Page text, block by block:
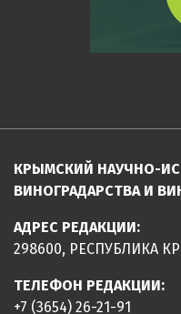
КРЫМСКИЙ НАУЧНО-
ВИНОГРАДАРСТВА И
АДРЕС РЕДАКЦИИ:
298600, РЕСПУБЛИКА
ТЕЛЕФОН РЕДАКЦИИ:
+7 (3654) 26-21-91